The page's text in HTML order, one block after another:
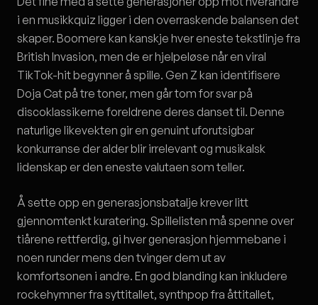
i en musikkquiz ligger i den overraskende balansen det
skaper. Boomere kan kanskje hver eneste tekstlinje fra
British Invasion, men de er hjelpeløse når en viral
TikTok-hit begynner å spille. Gen Z kan identifisere
Doja Cat på tre toner, men går tom for svar på
discoklassikerne foreldrene deres danset til. Denne
naturlige likevekten gir en genuint uforutsigbar
konkurranse der alder blir irrelevant og musikalsk
lidenskap er den eneste valutaen som teller.
Å sette opp en generasjonsbatalje krever litt
gjennomtenkt kuratering. Spillelisten må spenne over
tiårene rettferdig, gi hver generasjon hjemmebane i
noen runder mens den tvinger dem ut av
komfortsonen i andre. En god blanding kan inkludere
rockehymner fra syttitallet, synthpop fra åttitallet,